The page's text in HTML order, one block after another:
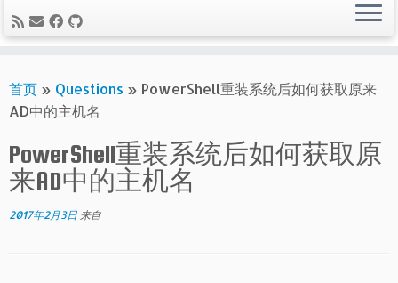
首页 » Questions » PowerShell重装系统后如何获取原来
AD中的主机名
PowerShell重装系统后如何获取原
来AD中的主机名
2017年2月3日 来自